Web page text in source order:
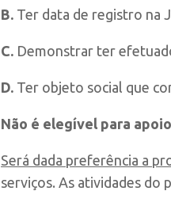
B. Ter data de registro na
C. Demonstrar ter
D. Ter objeto social que
Não é elegível para
Será dada preferência a
serviços. As atividades